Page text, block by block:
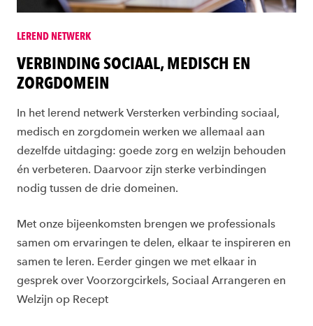
LEREND NETWERK
VERBINDING SOCIAAL, MEDISCH EN
ZORGDOMEIN
In het lerend netwerk Versterken verbinding sociaal,
medisch en zorgdomein werken we allemaal aan
dezelfde uitdaging: goede zorg en welzijn behouden
én verbeteren. Daarvoor zijn sterke verbindingen
nodig tussen de drie domeinen.
Met onze bijeenkomsten brengen we professionals
samen om ervaringen te delen, elkaar te inspireren en
samen te leren. Eerder gingen we met elkaar in
gesprek over Voorzorgcirkels, Sociaal Arrangeren en
Welzijn op Recept